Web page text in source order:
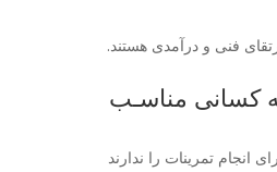
فنی و درآمدی هستند.
کسانی مناسـب
تمرینات را ندارند